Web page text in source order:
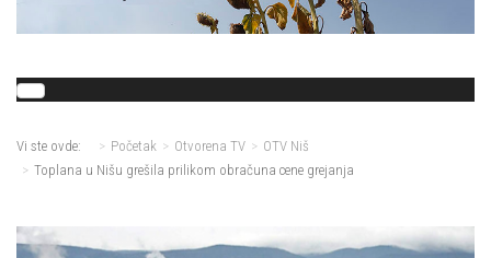
Vi ste ovde: Početak Otvorena TV
OTV Niš
Toplana u Nišu grešila prilikom obračuna cene grejanja